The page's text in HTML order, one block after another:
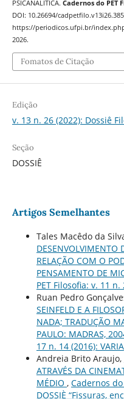
PSICANALÍTICA. Cadernos do PET
DOI: 10.26694/
https://periodicos.ufpi.br/
2026.
Fomatos de Citação
Edição
v. 13 n. 26 (2022): Dossiê
Seção
DOSSIÊ
Artigos Semelhantes
Tales Macêdo da
DESENVOLVIMENTO
RELAÇÃO COM O
PENSAMENTO DE
PET Filosofia: v. 11 n.
Ruan Pedro
SEINFELD E A
NADA; TRADUÇÃO
PAULO: MADRAS,
17 n. 14 (2016): VARIA
Andreia Brito Araujo,
ATRAVÉS DA
MÉDIO , Cadernos do
DOSSIÈ “Fissuras,